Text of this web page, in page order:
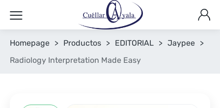
Homepage > Productos > EDITORIAL > Jaypee >
Radiology Interpretation Made Easy